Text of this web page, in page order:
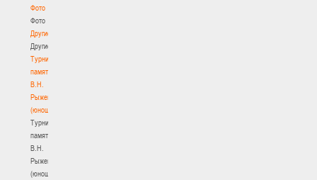
Фото
Фото
Другие
Другие
Турнир
памяти
В.Н.
Рыженкова
(юноши)
Турнир
памяти
В.Н.
Рыженкова
(юноши)